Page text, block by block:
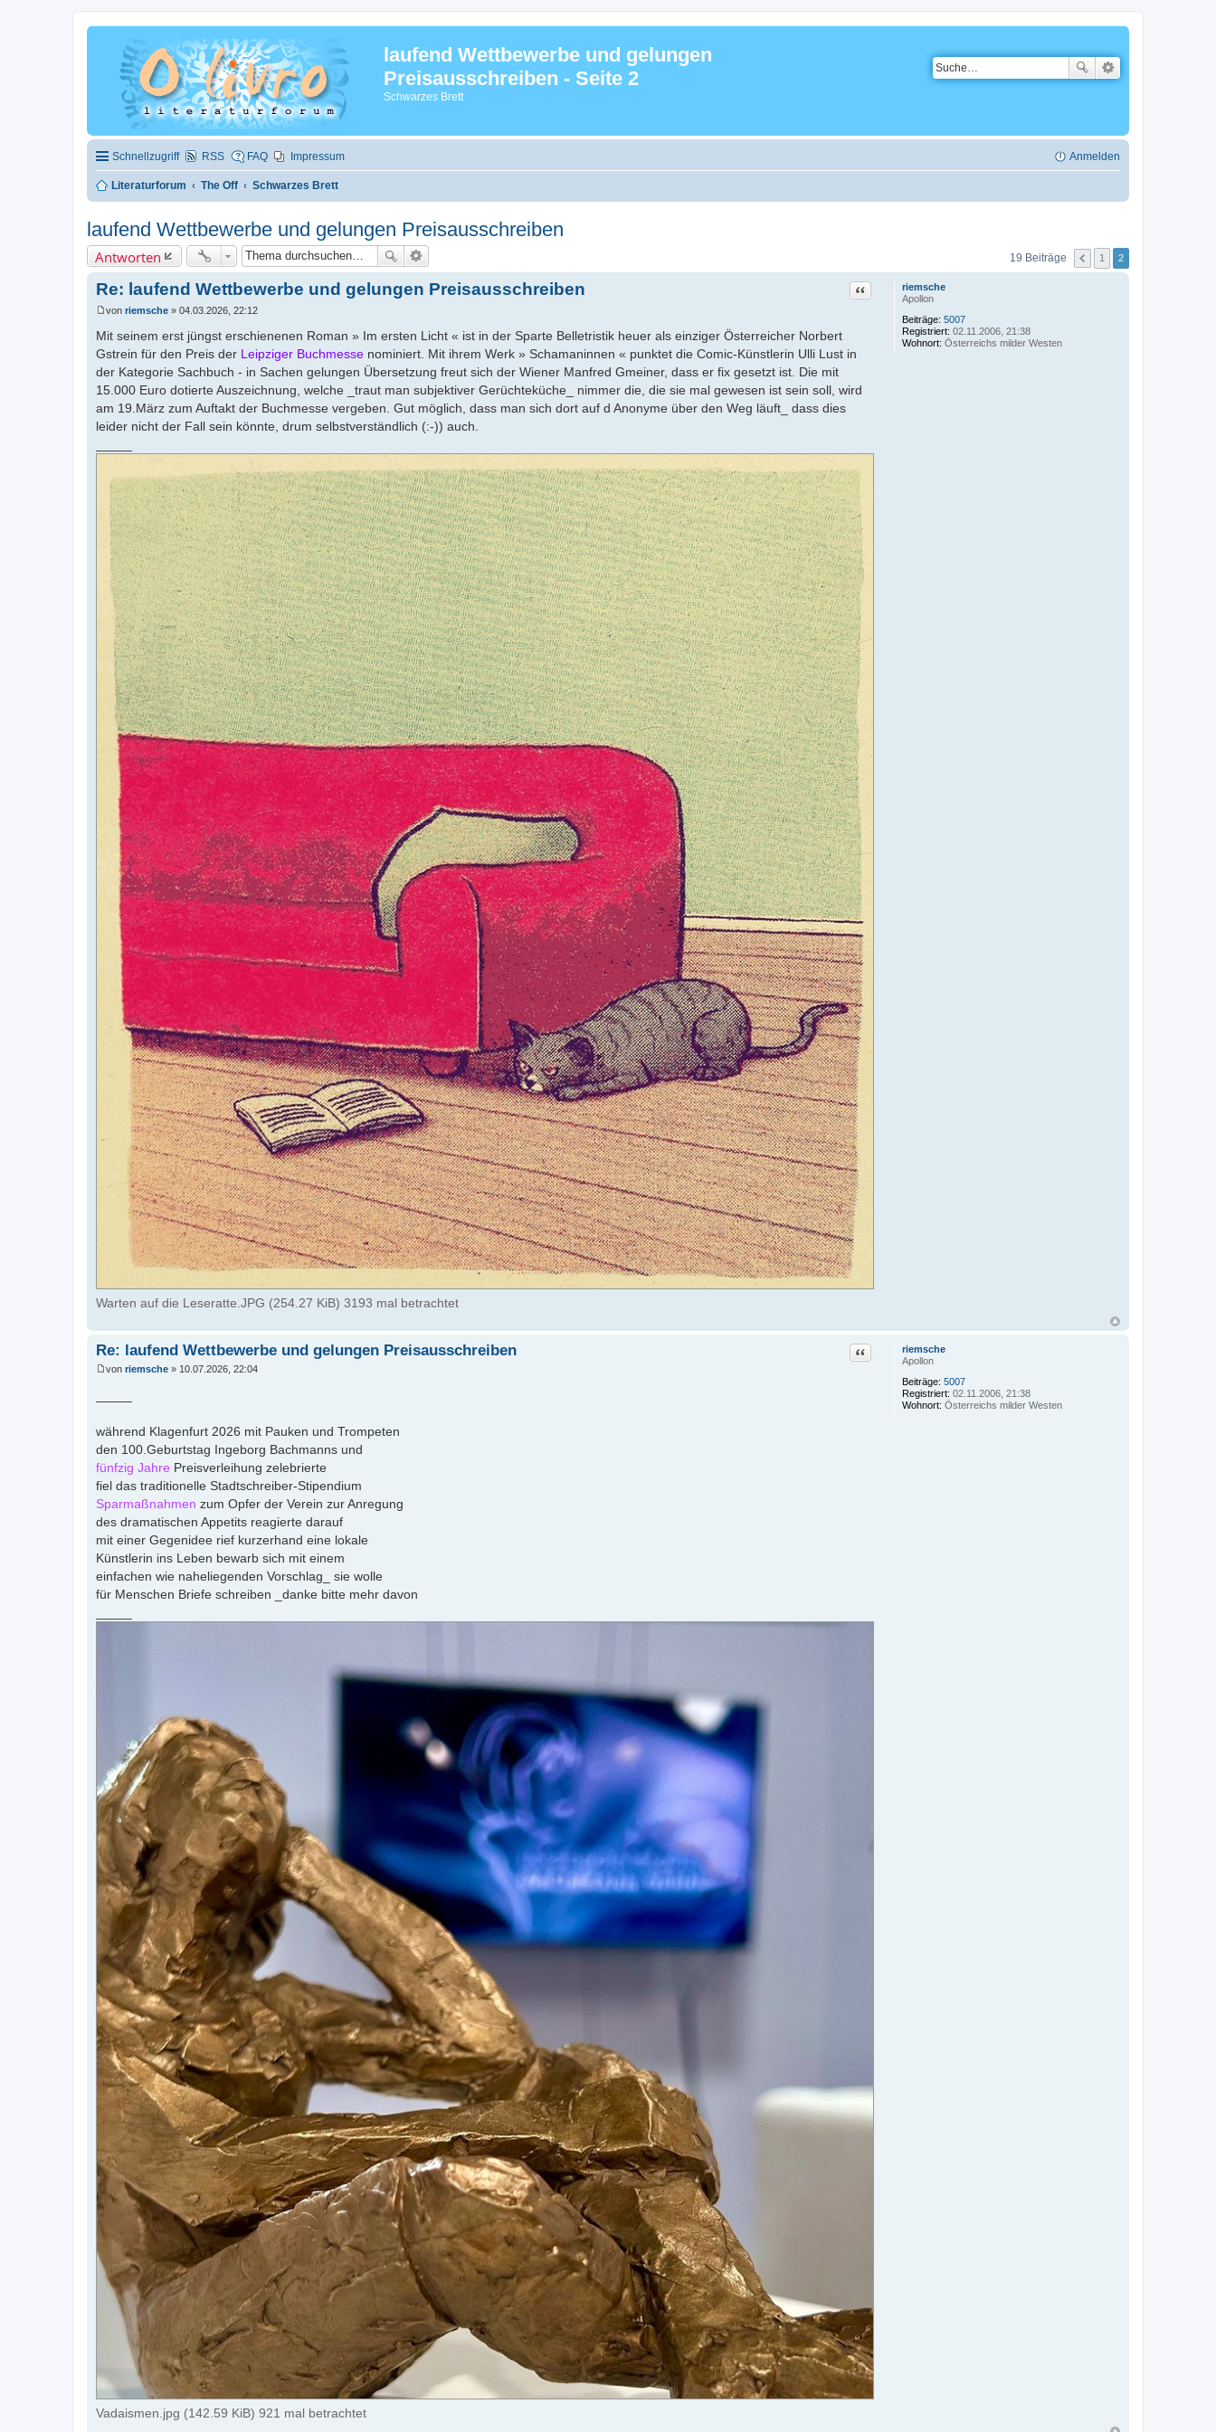
laufend Wettbewerbe und gelungen
Preisausschreiben - Seite 2
Schwarzes Brett
Schnellzugriff RSS FAQ Impressum Anmelden
Literaturforum The Off Schwarzes Brett
laufend Wettbewerbe und gelungen Preisausschreiben
Antworten 19 Beiträge 1 2
riemsche
Apollon
Beiträge: 5007
Registriert: 02.11.2006, 21:38
Wohnort: Österreichs milder Westen
Re: laufend Wettbewerbe und gelungen Preisausschreiben Zitat
e
t
a
g
von riemsche » 04.03.2026, 22:12
Mit seinem erst jüngst erschienenen Roman » Im ersten Licht « ist in der Sparte Belletristik heuer als einziger Österreicher Norbert
Gstrein für den Preis der Leipziger Buchmesse nominiert. Mit ihrem Werk » Schamaninnen « punktet die Comic-Künstlerin Ulli Lust in
der Kategorie Sachbuch - in Sachen gelungen Übersetzung freut sich der Wiener Manfred Gmeiner, dass er fix gesetzt ist. Die mit
15.000 Euro dotierte Auszeichnung, welche _traut man subjektiver Gerüchteküche_ nimmer die, die sie mal gewesen ist sein soll, wird
am 19.März zum Auftakt der Buchmesse vergeben. Gut möglich, dass man sich dort auf d Anonyme über den Weg läuft_ dass dies
leider nicht der Fall sein könnte, drum selbstverständlich (:-)) auch.
Warten auf die Leseratte.JPG (254.27 KiB) 3193 mal betrachtet
riemsche
Apollon
Beiträge: 5007
Registriert: 02.11.2006, 21:38
Wohnort: Österreichs milder Westen
Re: laufend Wettbewerbe und gelungen Preisausschreiben Zitat
i
r
a
g
von riemsche » 10.07.2026, 22:04
während Klagenfurt 2026 mit Pauken und Trompeten
den 100.Geburtstag Ingeborg Bachmanns und
fünfzig Jahre Preisverleihung zelebrierte
fiel das traditionelle Stadtschreiber-Stipendium
Sparmaßnahmen zum Opfer der Verein zur Anregung
des dramatischen Appetits reagierte darauf
mit einer Gegenidee rief kurzerhand eine lokale
Künstlerin ins Leben bewarb sich mit einem
einfachen wie naheliegenden Vorschlag_ sie wolle
für Menschen Briefe schreiben _danke bitte mehr davon
Vadaismen.jpg (142.59 KiB) 921 mal betrachtet